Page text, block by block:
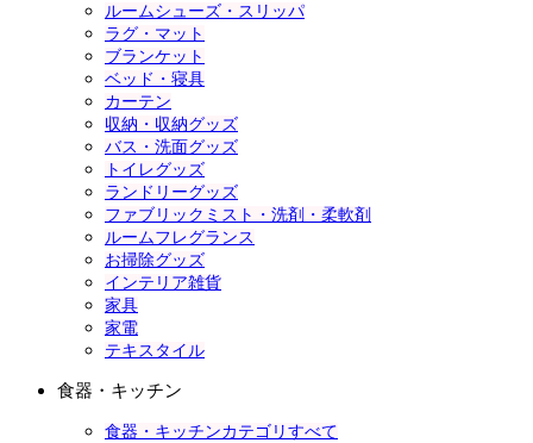
ルームシューズ・スリッパ
ラグ・マット
ブランケット
ベッド・寝具
カーテン
収納・収納グッズ
バス・洗面グッズ
トイレグッズ
ランドリーグッズ
ファブリックミスト・洗剤・柔軟剤
ルームフレグランス
お掃除グッズ
インテリア雑貨
家具
家電
テキスタイル
食器・キッチン
食器・キッチンカテゴリすべて